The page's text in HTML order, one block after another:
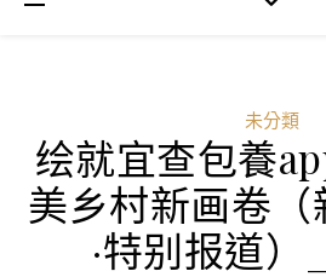
未分類
绘就宜查包養
美乡村新画卷
·特别报道）